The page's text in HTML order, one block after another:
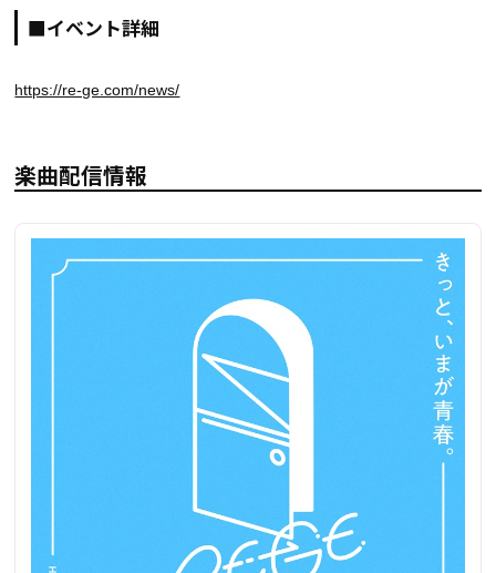
■イベント詳細
https://re-ge.com/news/
楽曲配信情報